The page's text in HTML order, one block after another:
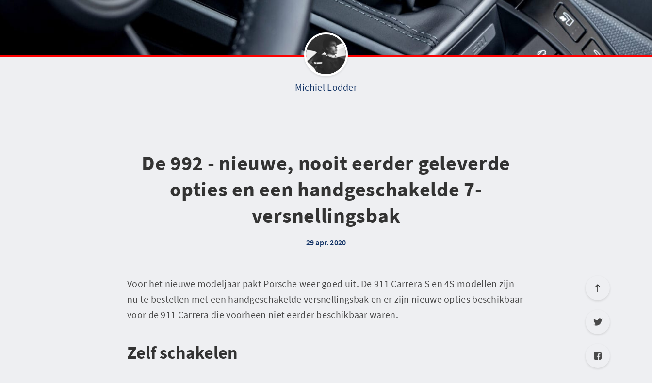
Michiel Lodder
De 992 - nieuwe, nooit eerder geleverde
opties en een handgeschakelde 7-
versnellingsbak
29 apr. 2020
Voor het nieuwe modeljaar pakt Porsche weer goed uit. De 911 Carrera S en 4S modellen zijn
nu te bestellen met een handgeschakelde versnellingsbak en er zijn nieuwe opties beschikbaar
voor de 911 Carrera die voorheen niet eerder beschikbaar waren.
Zelf schakelen